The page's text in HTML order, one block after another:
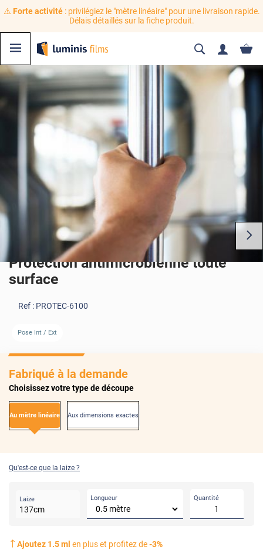
⚠️ Forte activité: privilégiez le "mètre linéaire" pour une livraison rapide.
Délais détaillés sur la fiche produit.
Protection antimicrobienne toute
surface
Ref : PROTEC-6100
Pose Int / Ext
Fabriqué à la demande
Choisissez votre type de découpe
Au mètre linéaire Aux dimensions exactes
Qu'est-ce que la laize ?
Laize
137cm
Longueur Quantité
Ajoutez 1.5ml en plus et profitez de-3%